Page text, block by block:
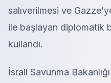
salıverilmesi ve
ile başlayan diplomatik
kullandı.
İsrail Savunma